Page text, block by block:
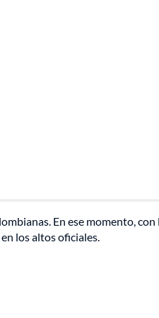
En ese momento, con
los altos oficiales.